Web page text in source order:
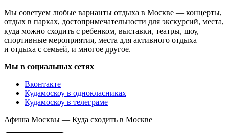
Мы советуем любые варианты отдыха в Москве — концерты,
отдых в парках, достопримечательности для экскурсий, места,
куда можно сходить с ребенком, выставки, театры, шоу,
спортивные мероприятия, места для активного отдыха
и отдыха с семьей, и многое другое.
Мы в социальных сетях
Вконтакте
Кудамоскоу в однокласниках
Кудамоскоу в телеграме
Афиша Москвы — Куда сходить в Москве